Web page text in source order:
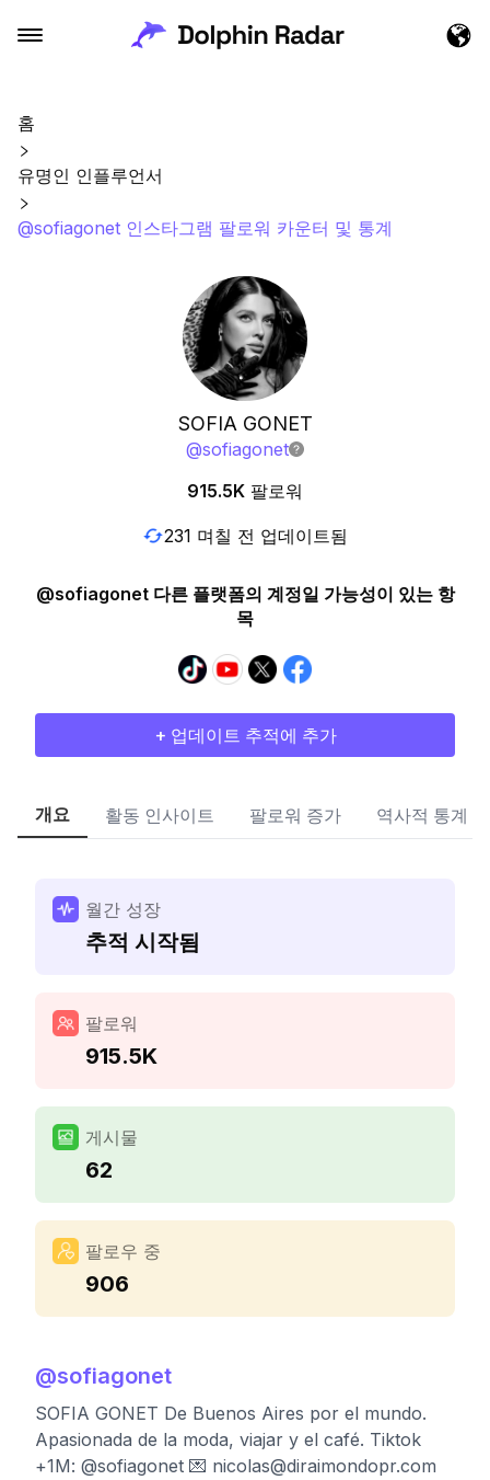
홈
유명인 인플루언서
@sofiagonet 인스타그램 팔로워 카운터 및 통계
SOFIA GONET
@sofiagonet
915.5K 팔로워
231 며칠 전 업데이트됨
@sofiagonet 다른 플랫폼의 계정일 가능성이 있는 항
목
+ 업데이트 추적에 추가
개요 활동 인사이트 팔로워 증가 역사적 통계
월간 성장
추적 시작됨
팔로워
915.5K
게시물
62
팔로우 중
906
@sofiagonet
SOFIA GONET De Buenos Aires por el mundo.
Apasionada de la moda, viajar y el café. Tiktok
+1M: @sofiagonet 💌 nicolas@diraimondopr.com